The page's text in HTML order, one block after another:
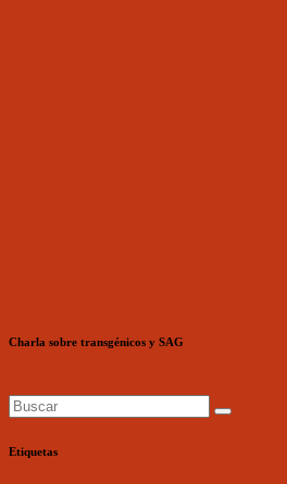
Charla sobre transgénicos y SAG
Etiquetas